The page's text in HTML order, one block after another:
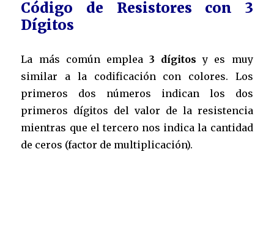
Código de Resistores con 3
Dígitos
La más común emplea 3 dígitos y es muy
similar a la codificación con colores. Los
primeros dos números indican los dos
primeros dígitos del valor de la resistencia
mientras que el tercero nos indica la cantidad
de ceros (factor de multiplicación).